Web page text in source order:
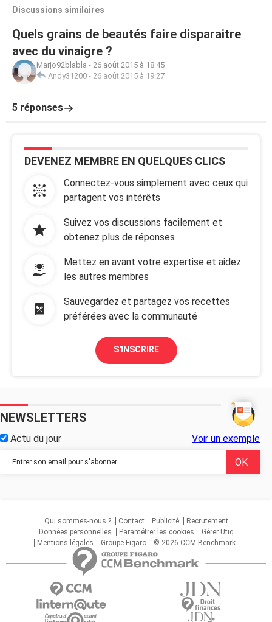
Discussions similaires
Quels grains de beautés faire disparaitre
avec du vinaigre ?
Marjo92blabla - 26 août 2015 à 18:45
Andy31200 - 26 août 2015 à 19:27
5 réponses
DEVENEZ MEMBRE EN QUELQUES CLICS
Connectez-vous simplement avec ceux qui
partagent vos intérêts
Suivez vos discussions facilement et
obtenez plus de réponses
Mettez en avant votre expertise et aidez
les autres membres
Sauvegardez et partagez vos recettes
préférées avec la communauté
S'INSCRIRE
NEWSLETTERS
Actu du jour Voir un exemple
...
Qui sommes-nous ?
Contact Publicité
Recrutement
Données personnelles
Paramétrer les cookies
Gérer Utiq
Mentions légales
Groupe Figaro © 2026 CCM Benchmark